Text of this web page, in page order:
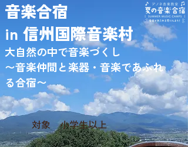
音楽合宿
in 信州国際音楽村
大自然の中で音楽づくし
〜音楽仲間と楽器・音楽であふれ
る合宿〜
対象 小学生以上